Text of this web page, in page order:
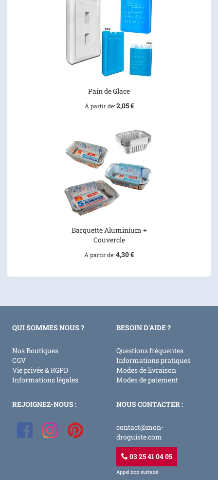
Pain de Glace
À partir de 2,05 €
Barquette Aluminium +
Couvercle
À partir de 4,30 €
QUI SOMMES NOUS ?
Nos Boutiques
CGV
Vie privée & RGPD
Informations légales
BESOIN D'AIDE ?
Questions fréquentes
Informations pratiques
Modes de livraison
Modes de paiement
REJOIGNEZ-NOUS : NOUS CONTACTER :
contact@mon-
droguiste.com
03 25 41 04 05
Appel non surtaxé